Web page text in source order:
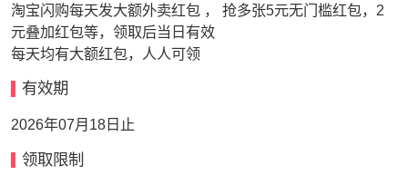
淘宝闪购每天发大额外卖红包 ， 抢多张5元无门槛红包，2
元叠加红包等，领取后当日有效
每天均有大额红包，人人可领
有效期
2026年07月18日止
领取限制